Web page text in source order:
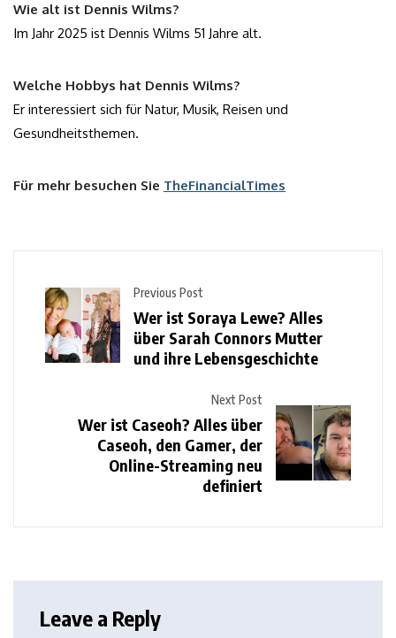
Wie alt ist Dennis Wilms?
Im Jahr 2025 ist Dennis Wilms 51 Jahre alt.
Welche Hobbys hat Dennis Wilms?
Er interessiert sich für Natur, Musik, Reisen und
Gesundheitsthemen.
Für mehr besuchen Sie TheFinancialTimes
Previous Post
Wer ist Soraya Lewe? Alles
über Sarah Connors Mutter
und ihre Lebensgeschichte
Next Post
Wer ist Caseoh? Alles über
Caseoh, den Gamer, der
Online-Streaming neu
definiert
Leave a Reply